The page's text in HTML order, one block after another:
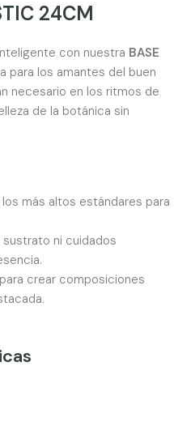
24CM
con nuestra BASE
para los amantes del buen
necesario en los ritmos de
de la botánica sin
más altos estándares para
sustrato ni cuidados
crear composiciones